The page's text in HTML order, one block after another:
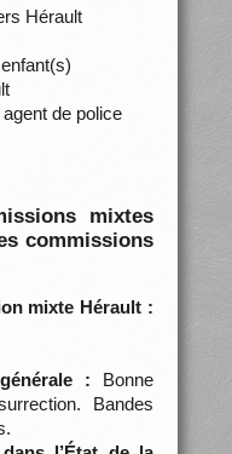
Hérault
de police
mixtes
commissions
mixte Hérault :
: Bonne
Bandes